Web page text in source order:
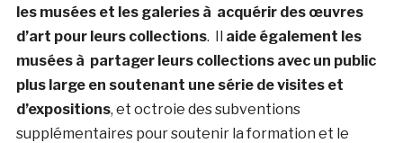
les musées et les galeries à acquérir des œuvres
d’art pour leurs collections. Il aide également les
musées à partager leurs collections avec un public
plus large en soutenant une série de visites et
d’expositions, et octroie des subventions
supplémentaires pour soutenir la formation et le